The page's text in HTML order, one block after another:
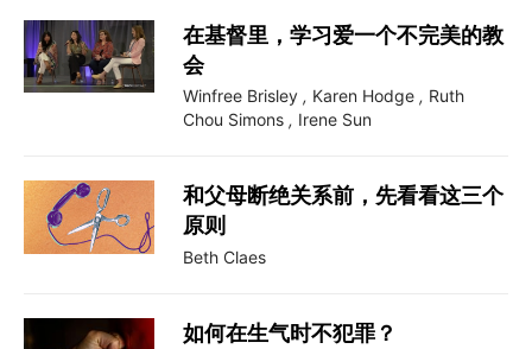
在基督里，学习爱一个不完美的教
会
Winfree Brisley , Karen Hodge , Ruth
Chou Simons , Irene Sun
和父母断绝关系前，先看看这三个
原则
Beth Claes
如何在生气时不犯罪？